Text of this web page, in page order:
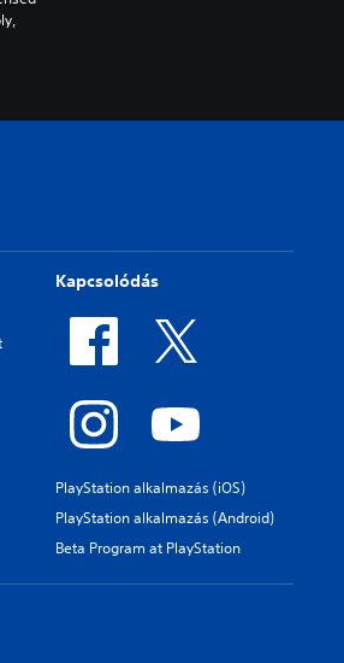
Kapcsolódás
PlayStation alkalmazás (iOS)
PlayStation alkalmazás (Android)
Beta Program at PlayStation